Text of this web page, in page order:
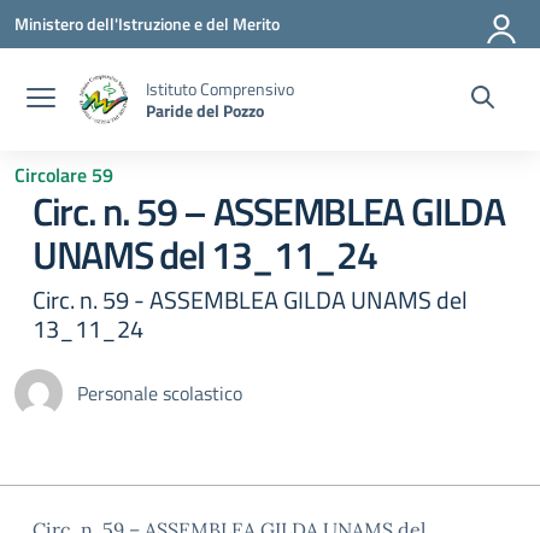
Vai ai contenuti
Vai al menu di navigazione
Vai al footer
Ministero dell'Istruzione e del Merito
Istituto Comprensivo
Paride del Pozzo
Circolare 59
Circ. n. 59 – ASSEMBLEA GILDA
UNAMS del 13_11_24
Circ. n. 59 - ASSEMBLEA GILDA UNAMS del
13_11_24
Personale scolastico